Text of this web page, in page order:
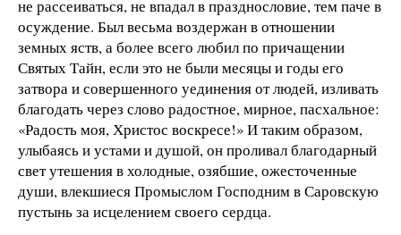
не рассеиваться, не впадал в празднословие, тем паче в
осуждение. Был весьма воздержан в отношении
земных яств, а более всего любил по причащении
Святых Тайн, если это не были месяцы и годы его
затвора и совершенного уединения от людей, изливать
благодать через слово радостное, мирное, пасхальное:
«Радость моя, Христос воскресе!» И таким образом,
улыбаясь и устами и душой, он проливал благодарный
свет утешения в холодные, озябшие, ожесточенные
души, влекшиеся Промыслом Господним в Саровскую
пустынь за исцелением своего сердца.